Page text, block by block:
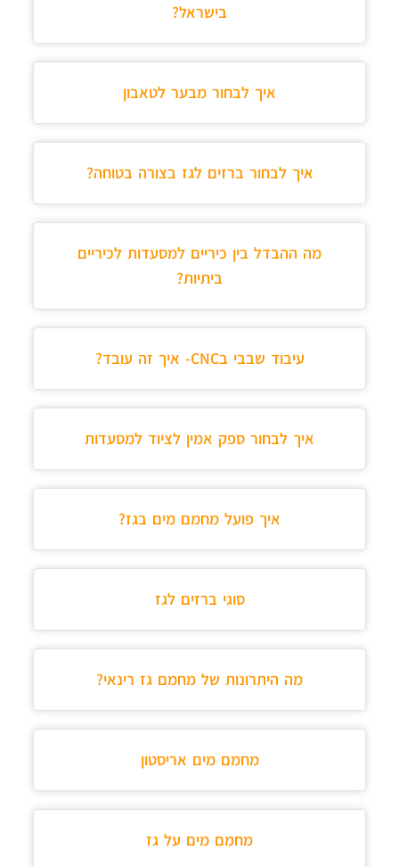
בישראל?
איך לבחור מבער לטאבון
איך לבחור ברזים לגז בצורה בטוחה?
מה ההבדל בין כיריים למסעדות לכיריים
ביתיות?
עיבוד שבבי בCNC- איך זה עובד?
איך לבחור ספק אמין לציוד למסעדות
איך פועל מחמם מים בגז?
סוגי ברזים לגז
מה היתרונות של מחמם גז רינאי?
מחמם מים אריסטון
מחמם מים על גז